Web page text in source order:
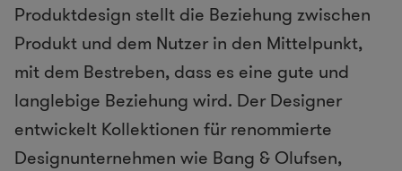
Produktdesign stellt die Beziehung zwischen
Produkt und dem Nutzer in den Mittelpunkt,
mit dem Bestreben, dass es eine gute und
langlebige Beziehung wird. Der Designer
entwickelt Kollektionen für renommierte
Designunternehmen wie Bang & Olufsen,